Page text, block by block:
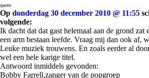
quote:
Op donderdag 30 december 2010 @ 11:55
volgende:
Ik dacht dat dat gast helemaal aan de grond zat
een arm bestaan leefde. Vraag mij dan ook af,
Leuke muziek trouwens. En zoals eerder al
wel een hele karige titel.
Antwoord inmiddels gevonden:
Bobby Farrell,zanger van de popgroep